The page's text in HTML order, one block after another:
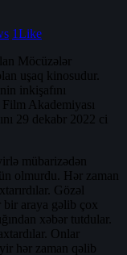
1Like
Möcüzələr
uşaq kinosudur.
inkişafını
Film Akademiyası
29 dekabr 2022 ci
mübarizədən
olmurdu. Hər zaman
Gözəl
bir araya gəlib çox
xəbər tutdular.
Onlar
hər zaman qəlib